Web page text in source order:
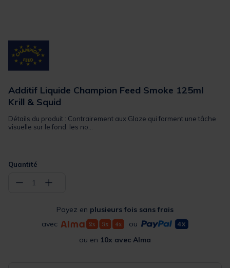
Additif Liquide Champion Feed Smoke 125ml
Krill & Squid
Détails du produit : Contrairement aux Glaze qui forment une tâche
visuelle sur le fond, les no...
Quantité
− 1 +
Payez en plusieurs fois sans frais
avec
ou
ou en 10x avec Alma